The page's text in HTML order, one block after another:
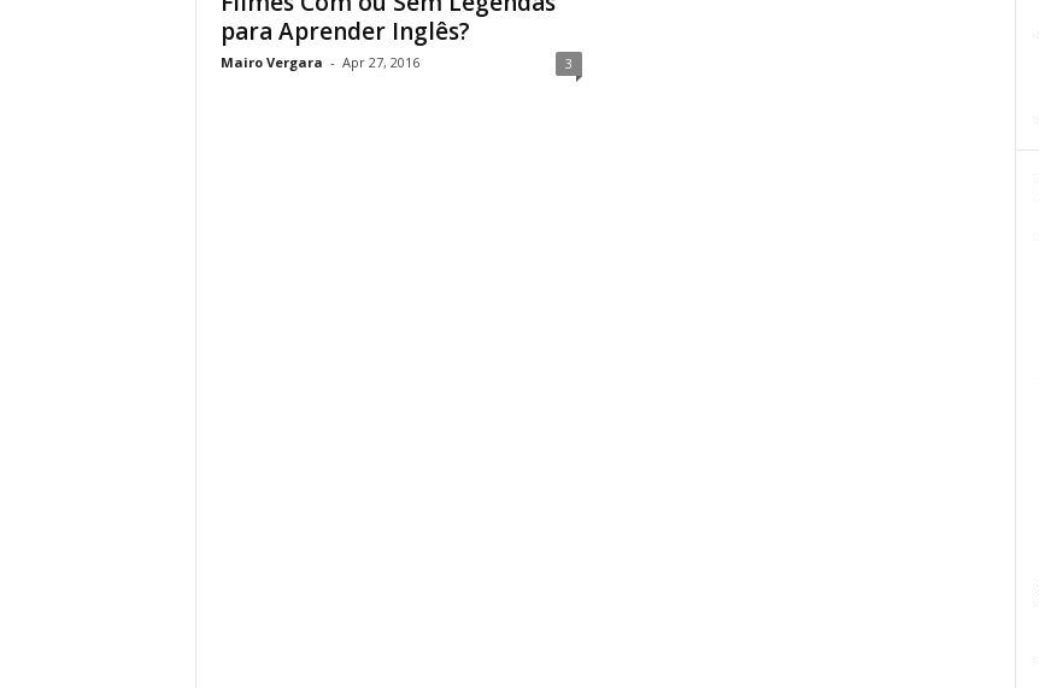
para Aprender Inglês?
Mairo Vergara - Apr 27, 2016 3